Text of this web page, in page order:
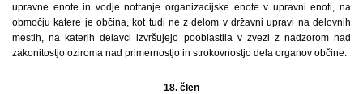
upravne enote in vodje notranje organizacijske enote v upravni enoti, na
območju katere je občina, kot tudi ne z delom v državni upravi na delovnih
mestih, na katerih delavci izvršujejo pooblastila v zvezi z nadzorom nad
zakonitostjo oziroma nad primernostjo in strokovnostjo dela organov občine.
18. člen